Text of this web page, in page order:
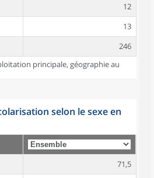
12
13
246
principale, géographie au
selon le sexe en
71,5